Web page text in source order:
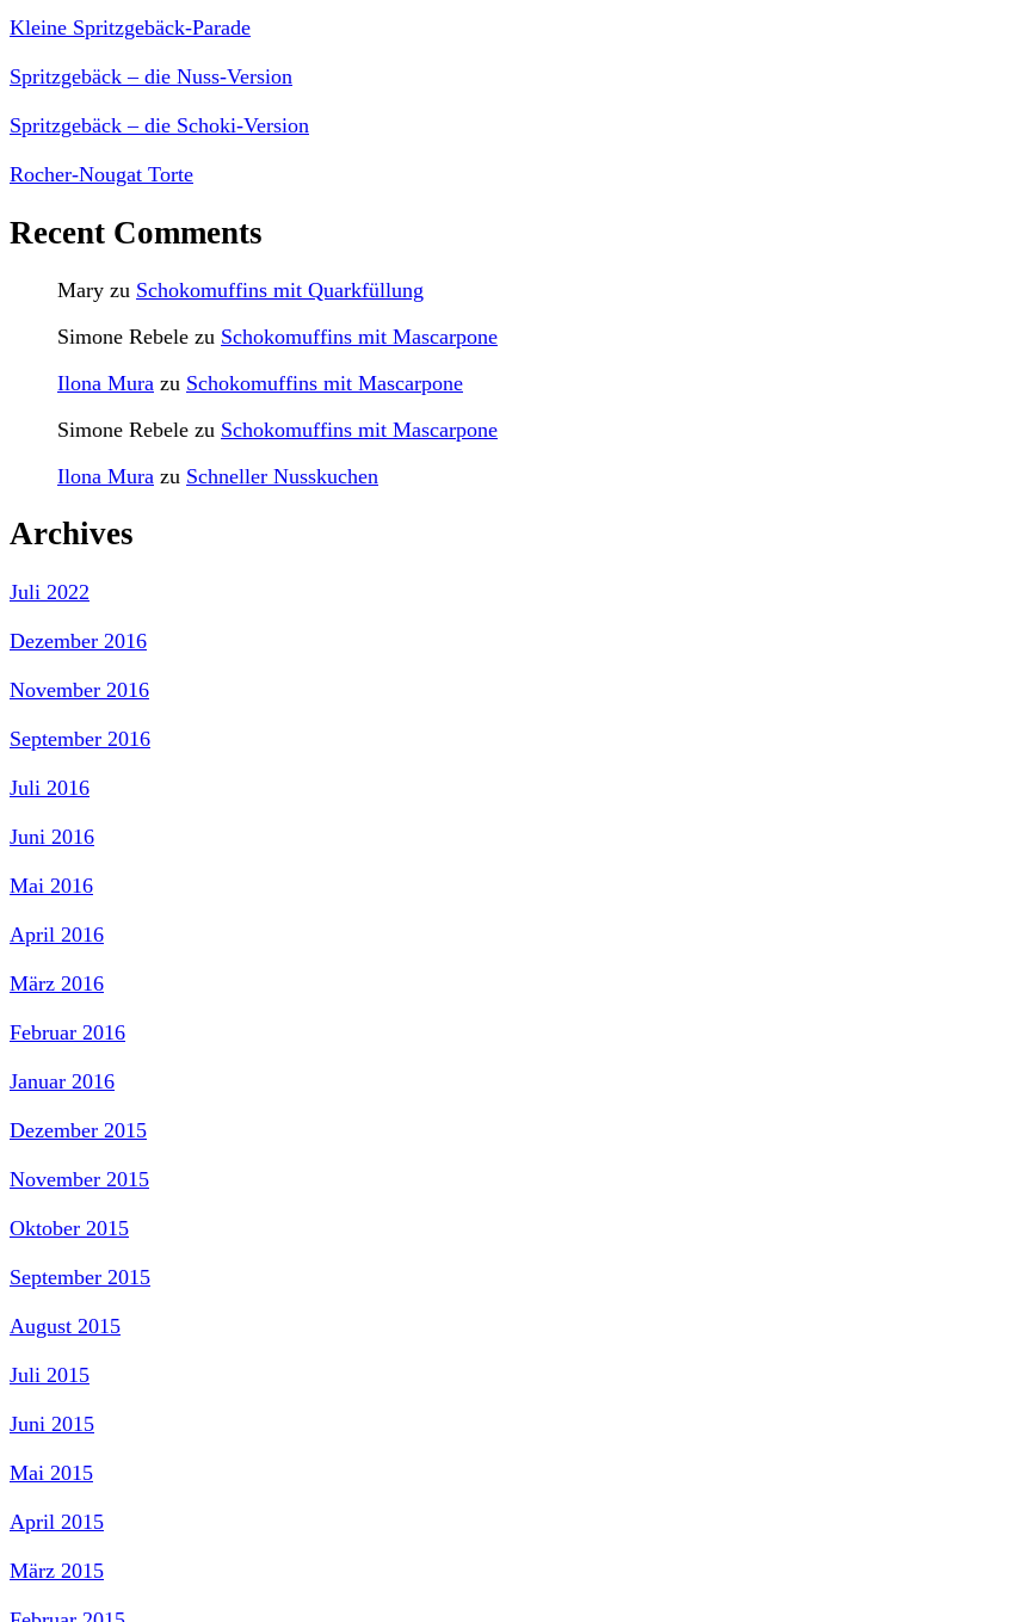
Kleine Spritzgebäck-Parade
Spritzgebäck – die Nuss-Version
Spritzgebäck – die Schoki-Version
Rocher-Nougat Torte
Recent Comments
Mary zu Schokomuffins mit Quarkfüllung
Simone Rebele zu Schokomuffins mit Mascarpone
Ilona Mura zu Schokomuffins mit Mascarpone
Simone Rebele zu Schokomuffins mit Mascarpone
Ilona Mura zu Schneller Nusskuchen
Archives
Juli 2022
Dezember 2016
November 2016
September 2016
Juli 2016
Juni 2016
Mai 2016
April 2016
März 2016
Februar 2016
Januar 2016
Dezember 2015
November 2015
Oktober 2015
September 2015
August 2015
Juli 2015
Juni 2015
Mai 2015
April 2015
März 2015